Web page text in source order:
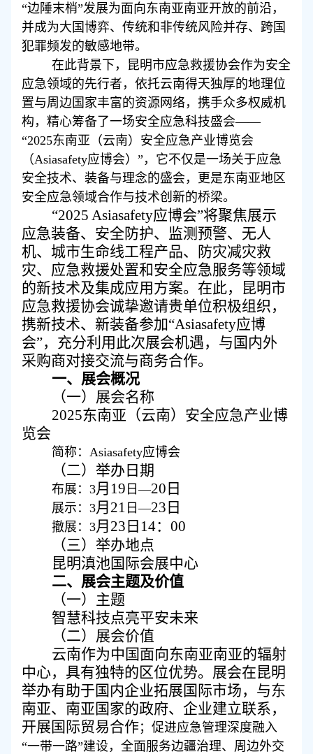
“边陲末梢”发展为面向东南亚南亚开放的前沿，
并成为大国博弈、传统和非传统风险并存、跨国
犯罪频发的敏感地带。
在此背景下，昆明市应急救援协会作为安全
应急领域的先行者，依托云南得天独厚的地理位
置与周边国家丰富的资源网络，携手众多权威机
构，精心筹备了一场安全应急科技盛会——
“2025东南亚（云南）安全应急产业博览会
（Asiasafety应博会）”，它不仅是一场关于应急
安全技术、装备与理念的盛会，更是东南亚地区
安全应急领域合作与技术创新的桥梁。
“2025 Asiasafety应博会”将聚焦展示
应急装备、安全防护、监测预警、无人
机、城市生命线工程产品、防灾减灾救
灾、应急救援处置和安全应急服务等领域
的新技术及集成应用方案。在此，昆明市
应急救援协会诚挚邀请贵单位积极组织，
携新技术、新装备参加“Asiasafety应博
会”，充分利用此次展会机遇，与国内外
采购商对接交流与商务合作。
一、 展会概况
（一） 展会名称
2025东南亚（云南）安全应急产业博
览会
简称： Asiasafety应博会
（二）举办日期
布展：3月 19 日—20 日
展示：3月 21 日—23 日
撤展：3月 23 日 14：00
（三）举办地点
昆明滇池国际会展中心
二、 展会主题及价值
（一） 主题
智慧科技点亮平安未来
（二） 展会价值
云南作为中国面向东南亚南亚的辐射
中心，具有独特的区位优势。 展会在昆明
举办有助于国内企业拓展国际市场，与东
南亚、南亚国家的政府、 企业建立联系，
开展国际贸易合作；促进应急管理深度融入
“一带一路”建设，全面服务边疆治理、周边外交